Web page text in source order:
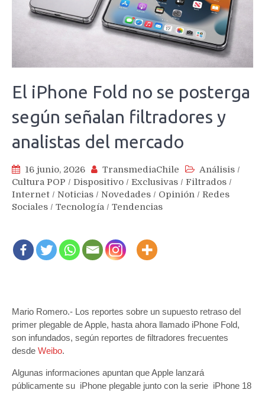
El iPhone Fold no se posterga
según señalan filtradores y
analistas del mercado
16 junio, 2026 TransmediaChile Análisis /
Cultura POP / Dispositivo / Exclusivas / Filtrados /
Internet / Noticias / Novedades / Opinión / Redes
Sociales / Tecnología / Tendencias
Mario Romero.- Los reportes sobre un supuesto retraso del
primer plegable de Apple, hasta ahora llamado iPhone Fold,
son infundados, según reportes de filtradores frecuentes
desde Weibo.
Algunas informaciones apuntan que Apple lanzará
públicamente su iPhone plegable junto con la serie iPhone 18